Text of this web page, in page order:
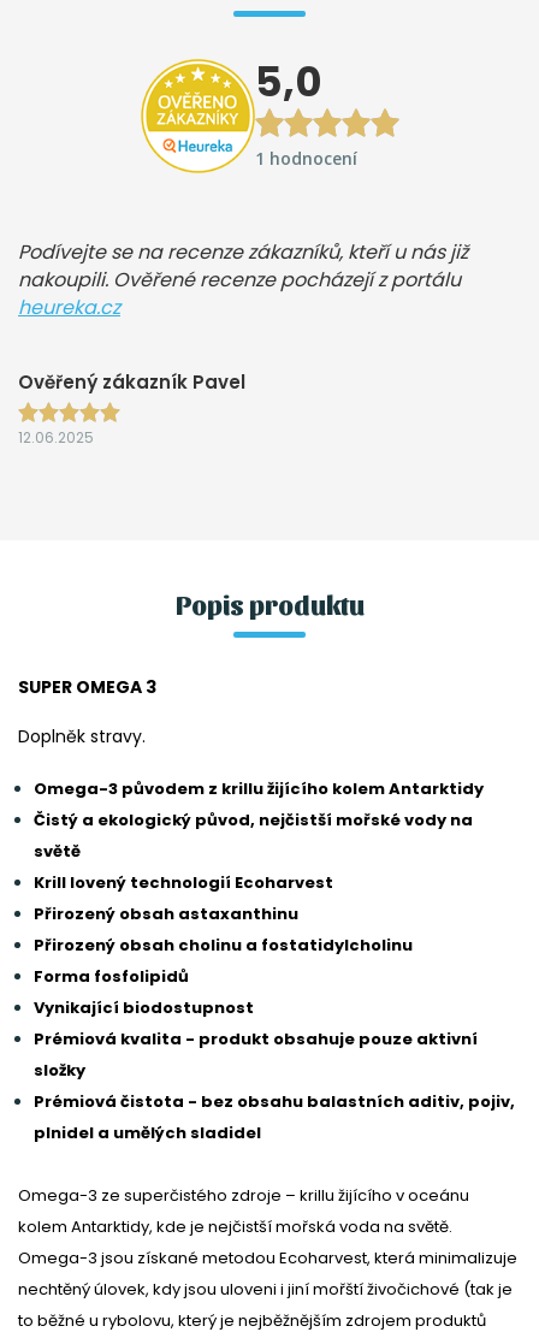
5,0
1 hodnocení
Podívejte se na recenze zákazníků, kteří u nás již
nakoupili. Ověřené recenze pocházejí z portálu
heureka.cz
Ověřený zákazník Pavel
12.06.2025
Popis produktu
SUPER OMEGA 3
Doplněk stravy.
Omega-3 původem z krillu žijícího kolem Antarktidy
Čistý a ekologický původ, nejčistší mořské vody na
světě
Krill lovený technologií Ecoharvest
Přirozený obsah astaxanthinu
Přirozený obsah cholinu a fostatidylcholinu
Forma fosfolipidů
Vynikající biodostupnost
Prémiová kvalita - produkt obsahuje pouze aktivní
složky
Prémiová čistota - bez obsahu balastních aditiv, pojiv,
plnidel a umělých sladidel
Omega-3 ze superčistého zdroje – krillu žijícího v oceánu
kolem Antarktidy, kde je nejčistší mořská voda na světě.
Omega-3 jsou získané metodou Ecoharvest, která minimalizuje
nechtěný úlovek, kdy jsou uloveni i jiní mořští živočichové (tak je
to běžné u rybolovu, který je nejběžnějším zdrojem produktů